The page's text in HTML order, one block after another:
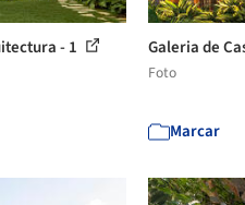
- 1 Galeria de
Foto
Marcar